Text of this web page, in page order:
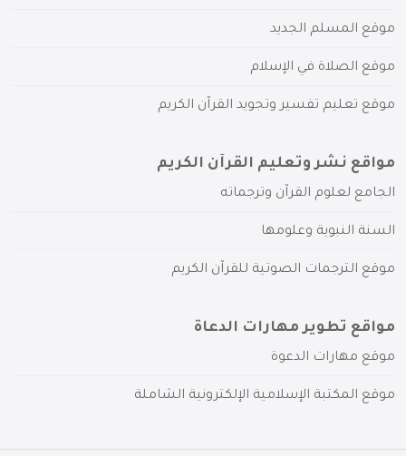
موقع المسلم الجديد
موقع الصلاة في الإسلام
موقع تعليم تفسير وتجويد القرآن الكريم
مواقع نشر وتعليم القرآن الكريم
الجامع لعلوم القرآن وترجماته
السنة النبوية وعلومها
موقع الترجمات الصوتية للقرآن الكريم
مواقع تطوير مهارات الدعاة
موقع مهارات الدعوة
موقع المكتبة الإسلامية الإلكترونية الشاملة